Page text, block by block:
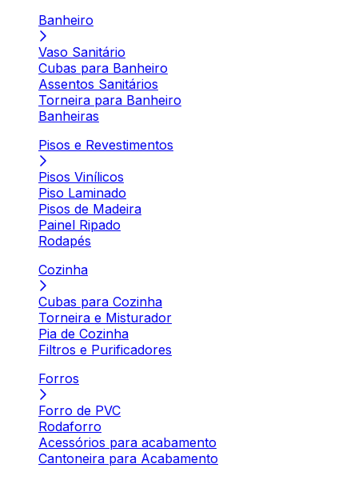
Banheiro
Vaso Sanitário
Cubas para Banheiro
Assentos Sanitários
Torneira para Banheiro
Banheiras
Pisos e Revestimentos
Pisos Vinílicos
Piso Laminado
Pisos de Madeira
Painel Ripado
Rodapés
Cozinha
Cubas para Cozinha
Torneira e Misturador
Pia de Cozinha
Filtros e Purificadores
Forros
Forro de PVC
Rodaforro
Acessórios para acabamento
Cantoneira para Acabamento